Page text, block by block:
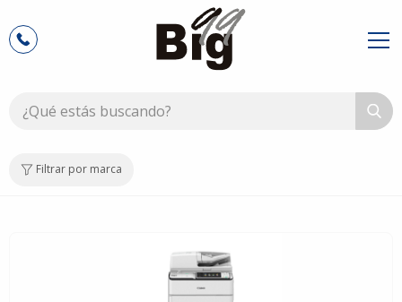
Filtrar por marca